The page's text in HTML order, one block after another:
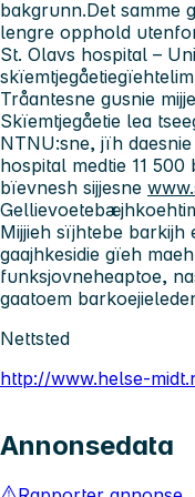
bakgrunn.Det samme
lengre opphold
St. Olavs hospital –
Tråantesne gusnie
Skïemtjegåetie lea
NTNU:sne, jïh
hospital medtie 11
bïevnesh sijjesne
Mijjieh sïjhtebe barkijh
gaajhkesidie gïeh
funksjovneheaptoe,
gaatoem
Nettsted
http://www.helse-
Annonsedata